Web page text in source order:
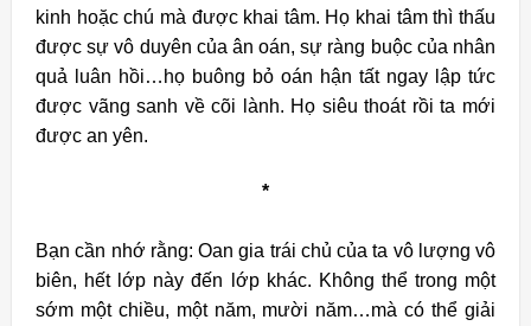
kinh hoặc chú mà được khai tâm. Họ khai tâm thì thấu
được sự vô duyên của ân oán, sự ràng buộc của nhân
quả luân hồi…họ buông bỏ oán hận tất ngay lập tức
được vãng sanh về cõi lành. Họ siêu thoát rồi ta mới
được an yên.
*
Bạn cần nhớ rằng: Oan gia trái chủ của ta vô lượng vô
biên, hết lớp này đến lớp khác. Không thể trong một
sớm một chiều, một năm, mười năm…mà có thể giải